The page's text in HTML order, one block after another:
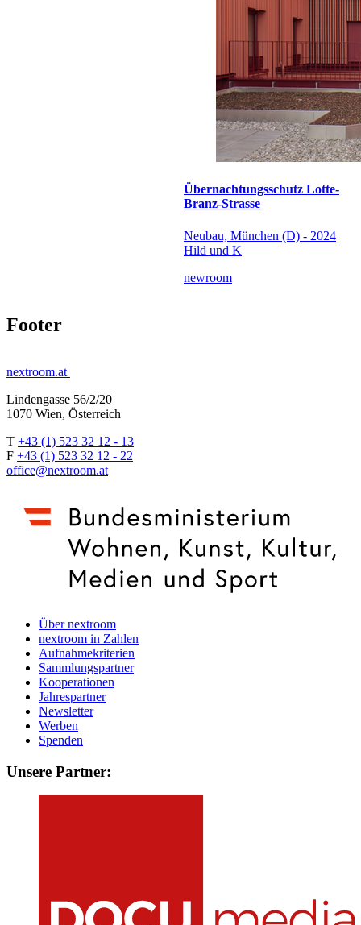
Übernachtungsschutz Lotte-
Branz-Strasse
Neubau, München (D) - 2024
Hild und K
newroom
Footer
nextroom.at
Lindengasse 56/2/20
1070 Wien, Österreich
T +43 (1) 523 32 12 - 13
F +43 (1) 523 32 12 - 22
office@nextroom.at
Über nextroom
nextroom in Zahlen
Aufnahmekriterien
Sammlungspartner
Kooperationen
Jahrespartner
Newsletter
Werben
Spenden
Unsere Partner: